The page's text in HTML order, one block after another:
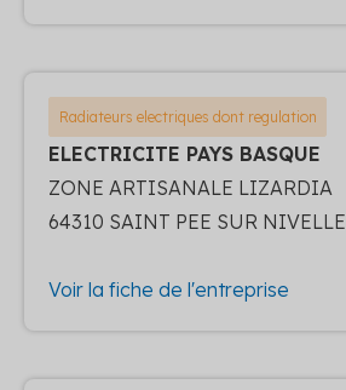
Radiateurs electriques dont regulation
ELECTRICITE PAYS BASQUE
ZONE ARTISANALE LIZARDIA
64310 SAINT PEE SUR NIVELLE
Voir la fiche de l'entreprise